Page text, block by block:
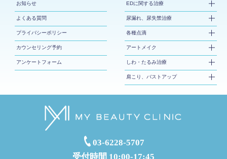
お知らせ
よくある質問
プライバシーポリシー
カウンセリング予約
アンケートフォーム
EDに関する治療
尿漏れ、尿失禁治療
各種点滴
アートメイク
しわ・たるみ治療
肩こり、バストアップ
03-6228-5707
受付時間 10:00-17:45